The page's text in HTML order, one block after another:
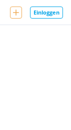
Einloggen